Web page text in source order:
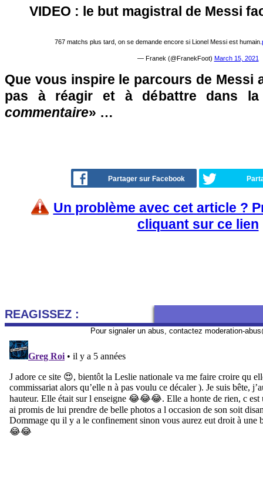
VIDEO : le but magistral de Messi
767 matchs plus tard, on se demande encore si Lionel Messi est humain.
— Franek (@FranekFoot) March 15, 2021
Que vous inspire le parcours de Messi
pas à réagir et à débattre dans
commentaire» …
Partager sur Facebook
Un problème avec cet article ?
cliquant sur ce lien
REAGISSEZ :
Pour signaler un abus, contactez moderation-